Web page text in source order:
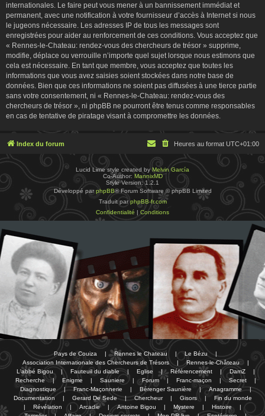
internationales. Le faire peut vous mener à un bannissement immédiat et
permanent, avec une notification à votre fournisseur d’accès à Internet si nous
le jugeons nécessaire. Les adresses IP de tous les messages sont
enregistrées pour aider au renforcement de ces conditions. Vous acceptez que
« Rennes-le-Chateau: rendez-vous des chercheurs de trésor » supprime,
modifie, déplace ou verrouille n’importe quel sujet lorsque nous estimons que
cela est nécessaire. En tant que membre, vous acceptez que toutes les
informations que vous avez saisies soient stockées dans notre base de
données. Bien que ces informations ne soient pas diffusées à une tierce partie
sans votre consentement, ni « Rennes-le-Chateau: rendez-vous des
chercheurs de trésor », ni phpBB ne pourront être tenus comme responsables
en cas de tentative de piratage visant à compromettre les données.
Index du forum Heures au format UTC+01:00
Lucid Lime style created by Melvin García
Co-Author: MannixMD
Style Version: 1.2.1
Développé parphpBB® Forum Software © phpBB Limited
Traduit par phpBB-fr.com
Confidentialité | Conditions
Pays de Couiza | Rennes le Chateau | Le Bézu
|
Association Internationale des Chercheurs de Trésors
| Rennes-le-Château
|
L'abbé Bigou
| Fauteuil du diable | Eglise | Référencement | DamZ
|
Recherche
| Enigme | Sauniere | Forum | Franc-maçon | Secret
|
Diagnostique
| Franc-Maçonnerie | Bérenger Saunière | Anagramme
|
Documentation
| Gerard De Sede | Chercheur | Gisors |
Fin du monde
|
Révélation | Arcadie | Antoine Bigou | Mystere | Histoire
|